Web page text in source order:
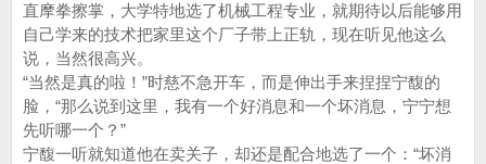
直摩拳擦掌，大学特地选了机械工程专业，就期待以后能够用
自己学来的技术把家里这个厂子带上正轨，现在听见他这么
说，当然很高兴。
“当然是真的啦！”时慈不急开车，而是伸出手来捏捏宁馥的
脸，“那么说到这里，我有一个好消息和一个坏消息，宁宁想
先听哪一个？”
宁馥一听就知道他在卖关子，却还是配合地选了一个：“坏消